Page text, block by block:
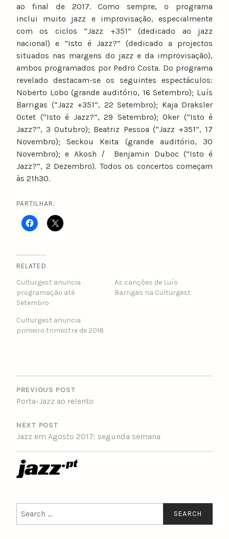
ao final de 2017. Como sempre, o programa
inclui muito jazz e improvisação, especialmente
com os ciclos “Jazz +351” (dedicado ao jazz
nacional) e “Isto é Jazz?” (dedicado a projectos
situados nas margens do jazz e da improvisação),
ambos programados por Pedro Costa. Do programa
revelado destacam-se os seguintes espectáculos:
Noberto Lobo (grande auditório, 16 Setembro); Luís
Barrigas (“Jazz +351”, 22 Setembro); Kaja Draksler
Octet (“Isto é Jazz?”, 29 Setembro); Oker (“Isto é
Jazz?”, 3 Outubro); Beatriz Pessoa (“Jazz +351”, 17
Novembro); Seckou Keita (grande auditório, 30
Novembro); e Akosh / Benjamin Duboc (“Isto é
Jazz?”, 2 Dezembro). Todos os concertos começam
às 21h30.
PARTILHAR:
RELATED
Culturgest anuncia
programação até
Setembro
As canções de Luís
Barrigas na Culturgest
Culturgest anuncia
primeiro trimestre de 2018
POST
NAVIGATION
PREVIOUS POST
Porta-Jazz ao relento
NEXT POST
Jazz em Agosto 2017: segunda semana
for: